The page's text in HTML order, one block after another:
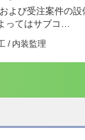
よび受注案件の
てはサブコ…
/ 内装監理